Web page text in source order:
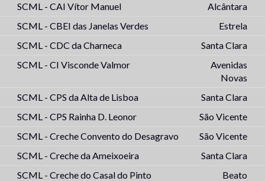
SCML - CAI Vítor Manuel
Alcântara
SCML - CBEI das Janelas Verdes
Estrela
SCML - CDC da Charneca
Santa Clara
SCML - CI Visconde Valmor
Avenidas
Novas
SCML - CPS da Alta de Lisboa
Santa Clara
SCML - CPS Rainha D. Leonor
São Vicente
SCML - Creche Convento do Desagravo
São Vicente
SCML - Creche da Ameixoeira
Santa Clara
SCML - Creche do Casal do Pinto
Beato